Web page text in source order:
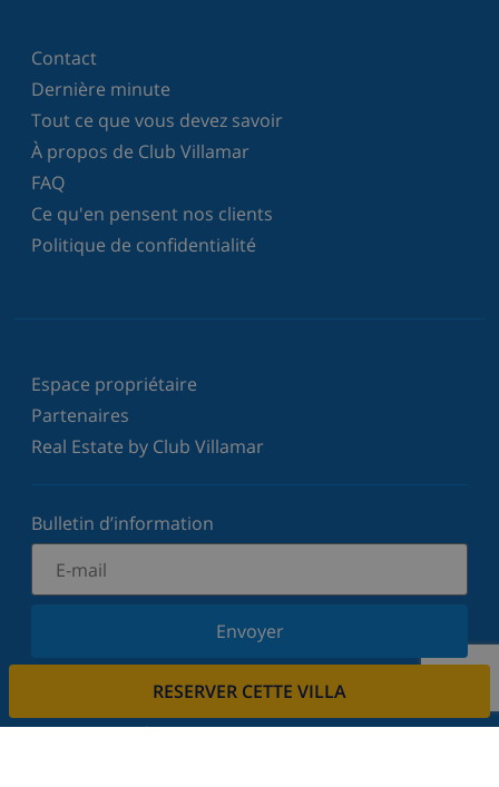
RESERVER CETTE VILLA
Contact
Dernière minute
Tout ce que vous devez savoir
À propos de Club Villamar
FAQ
Ce qu'en pensent nos clients
Politique de confidentialité
Espace propriétaire
Partenaires
Real Estate by Club Villamar
Bulletin d’information
Envoyer
Inscrivez-vous à notre newsletter et restez informé
votre vie privée.